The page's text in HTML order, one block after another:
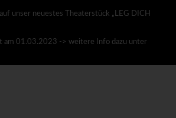
unser neuestes Theaterstück „LEG DICH
am 01.03.2023 -> weitere Info dazu unter